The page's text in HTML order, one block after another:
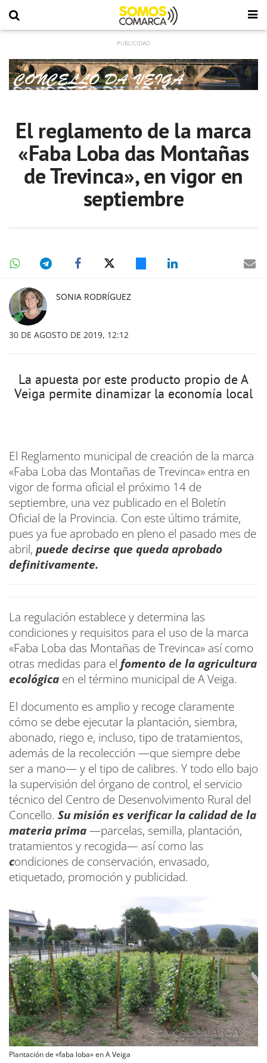
El reglamento de la marca
«Faba Loba das Montañas
de Trevinca», en vigor en
septiembre
SONIA RODRÍGUEZ
30 DE AGOSTO DE 2019, 12:12
La apuesta por este producto propio de A
Veiga permite dinamizar la economía local
El Reglamento municipal de creación de la marca
«Faba Loba das Montañas de Trevinca» entra en
vigor de forma oficial el próximo 14 de
septiembre, una vez publicado en el Boletín
Oficial de la Provincia. Con este último trámite,
pues ya fue aprobado en pleno el pasado mes de
abril, puede decirse que queda aprobado
definitivamente.
La regulación establece y determina las
condiciones y requisitos para el uso de la marca
«Faba Loba das Montañas de Trevinca» así como
otras medidas para el fomento de la agricultura
ecológica en el término municipal de A Veiga.
El documento es amplio y recoge claramente
cómo se debe ejecutar la plantación, siembra,
abonado, riego e, incluso, tipo de tratamientos,
además de la recolección —que siempre debe
ser a mano— y el tipo de calibres. Y todo ello bajo
la supervisión del órgano de control, el servicio
técnico del Centro de Desenvolvimento Rural del
Concello. Su misión es verificar la calidad de la
materia prima—parcelas, semilla, plantación,
tratamientos y recogida— así como las
condiciones de conservación, envasado,
etiquetado, promoción y publicidad.
Plantación de «faba loba» en A Veiga